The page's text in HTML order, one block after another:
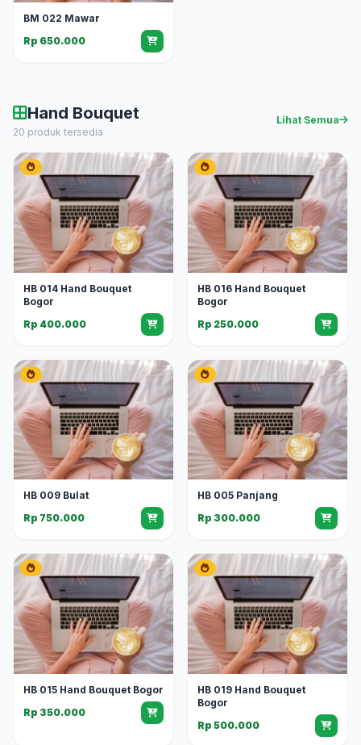
BM 022 Mawar
Rp 650.000
Hand Bouquet
20 produk tersedia
Lihat Semua
HB 014 Hand Bouquet
Bogor
Rp 400.000
HB 016 Hand Bouquet
Bogor
Rp 250.000
HB 009 Bulat
Rp 750.000
HB 005 Panjang
Rp 300.000
HB 015 Hand Bouquet Bogor
Rp 350.000
HB 019 Hand Bouquet
Bogor
Rp 500.000